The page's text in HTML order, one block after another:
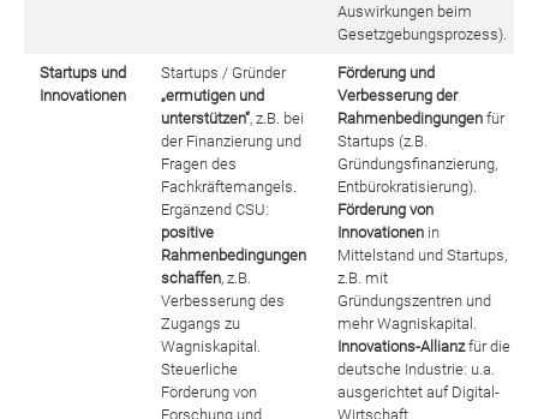
Auswirkungen beim
Gesetzgebungsprozess).
Startups und
Innovationen
Startups / Gründer
„ermutigen und
unterstützen“, z.B. bei
der Finanzierung und
Fragen des
Fachkräftemangels.
Ergänzend CSU:
positive
Rahmenbedingungen
schaffen, z.B.
Verbesserung des
Zugangs zu
Wagniskapital.
Steuerliche
Förderung von
Forschung und
Förderung und
Verbesserung der
Rahmenbedingungenfür
Startups (z.B.
Gründungsfinanzierung,
Entbürokratisierung).
Förderung von
Innovationenin
Mittelstand und Startups,
z.B. mit
Gründungszentren und
mehr Wagniskapital.
Innovations-Allianzfür die
deutsche Industrie: u.a.
ausgerichtet auf Digital-
Wirtschaft.